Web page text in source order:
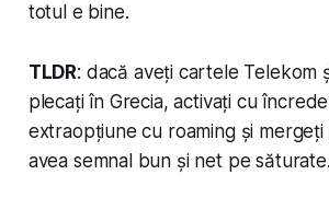
totul e bine.
TLDR: dacă aveți cartele Telekom
plecați în Grecia, activați cu
extraopțiune cu roaming și mergeți
avea semnal bun și net pe săturate.